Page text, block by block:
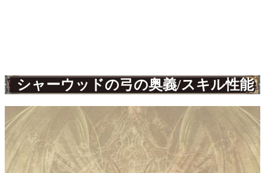
シャーウッドの弓の奥義/スキル性能